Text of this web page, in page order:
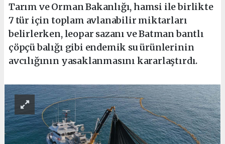
Tarım ve Orman Bakanlığı, hamsi ile birlikte
7 tür için toplam avlanabilir miktarları
belirlerken, leopar sazanı ve Batman bantlı
çöpçü balığı gibi endemik su ürünlerinin
avcılığının yasaklanmasını kararlaştırdı.